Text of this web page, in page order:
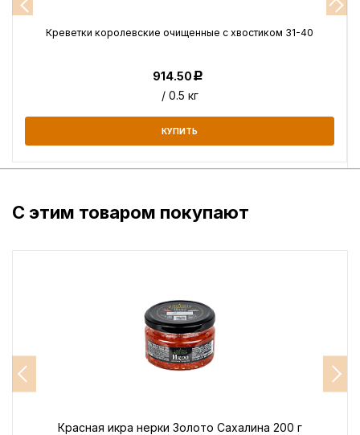
Креветки королевские очищенные с хвостиком 31-40
914.50Р
/ 0.5 кг
КУПИТЬ
С этим товаром покупают
Красная икра нерки Золото Сахалина 200 г